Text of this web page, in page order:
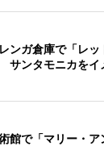
ンガ倉庫で「レッ
サンタモニカを
館で「マリー・ア